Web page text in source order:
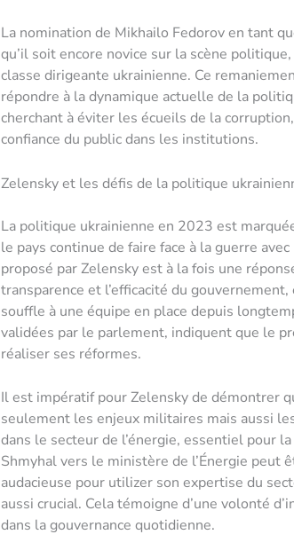
La nomination de Mikhailo Fedorov en tant
qu’il soit encore novice sur la scène
classe dirigeante ukrainienne. Ce
répondre à la dynamique actuelle de la
cherchant à éviter les écueils de la
confiance du public dans les institutions.
Zelensky et les défis de la politique
La politique ukrainienne en 2023 est
le pays continue de faire face à la guerre
proposé par Zelensky est à la fois une
transparence et l’efficacité du
souffle à une équipe en place depuis
validées par le parlement, indiquent que le
réaliser ses réformes.
Il est impératif pour Zelensky de démontrer
seulement les enjeux militaires mais aussi
dans le secteur de l’énergie, essentiel pour
Shmyhal vers le ministère de l’Énergie peut
audacieuse pour utilizer son expertise du
aussi crucial. Cela témoigne d’une volonté
dans la gouvernance quotidienne.